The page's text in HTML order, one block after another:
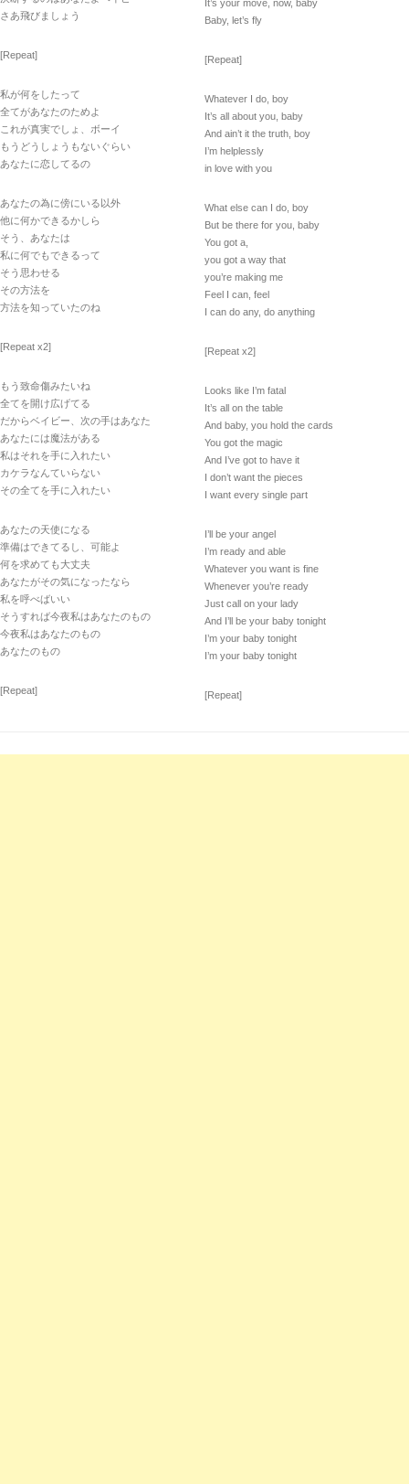
さあ飛びましょう
[Repeat]
私が何をしたって
全てがあなたのためよ
これが真実でしょ、ボーイ
もうどうしょうもないぐらい
あなたに恋してるの
あなたの為に傍にいる以外
他に何かできるかしら
そう、あなたは
私に何でもできるって
そう思わせる
その方法を
方法を知っていたのね
[Repeat x2]
もう致命傷みたいね
全てを開け広げてる
だからベイビー、次の手はあなた
あなたには魔法がある
私はそれを手に入れたい
カケラなんていらない
その全てを手に入れたい
あなたの天使になる
準備はできてるし、可能よ
何を求めても大丈夫
あなたがその気になったなら
私を呼べばいい
そうすれば今夜私はあなたのもの
今夜私はあなたのもの
あなたのもの
[Repeat]
It’s your move, now, baby
Baby, let’s fly
[Repeat]
Whatever I do, boy
It’s all about you, baby
And ain’t it the truth, boy
I’m helplessly
in love with you
What else can I do, boy
But be there for you, baby
You got a,
you got a way that
you’re making me
Feel I can, feel
I can do any, do anything
[Repeat x2]
Looks like I’m fatal
It’s all on the table
And baby, you hold the cards
You got the magic
And I’ve got to have it
I don’t want the pieces
I want every single part
I’ll be your angel
I’m ready and able
Whatever you want is fine
Whenever you’re ready
Just call on your lady
And I’ll be your baby tonight
I’m your baby tonight
I’m your baby tonight
[Repeat]